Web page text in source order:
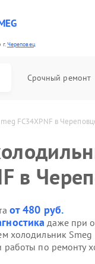
г.Череповец
Срочный ремонт
FC34XPNF в
в
от 480 руб.
даже при
холодильник Smeg
работы по ремонту